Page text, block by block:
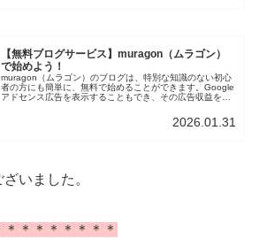
【無料ブログサービス】muragon（ムラゴン）
で始めよう！
muragon（ムラゴン）のブログは、特別な知識のない初心
者の方にも簡単に、無料で始めることができます。Google
アドセンス広告を表示することもでき、その広告収益を得
軽に簡単に始められるムラゴンをご紹介します。2026.01.31
いました。
＊＊＊＊＊＊＊